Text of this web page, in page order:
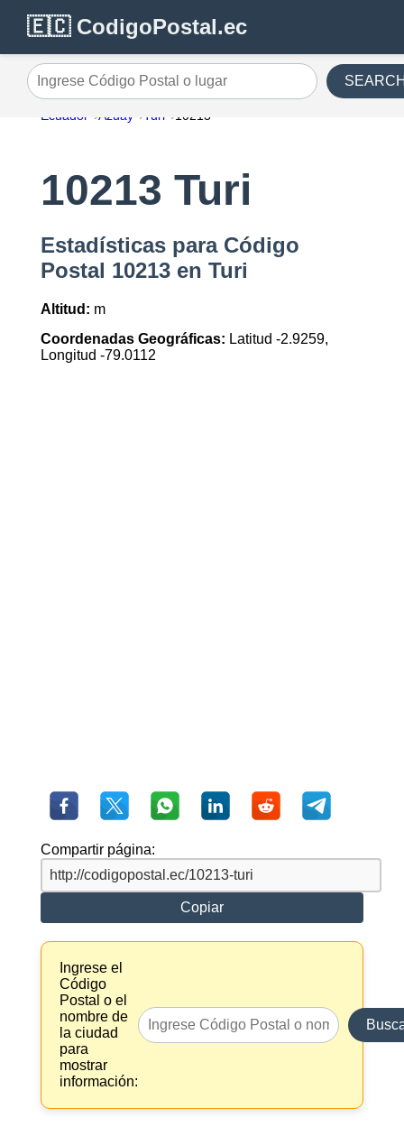
🇪🇨 CodigoPostal.ec
Ingrese Código Postal o lugar
Ecuador Azuay Turi 10213
10213 Turi
Estadísticas para Código
Postal 10213 en Turi
Altitud: m
Coordenadas Geográficas: Latitud -2.9259,
Longitud -79.0112
Compartir página:
Copiar
Ingrese el
Código
Postal o el
nombre de
la ciudad
para
mostrar
información: